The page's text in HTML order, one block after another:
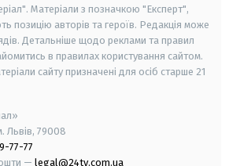
Матеріали з позначкою "Експерт",
позицію авторів та героїв. Редакція може
Детальніше щодо реклами та правил
в правилах користування сайтом.
сайту призначені для осіб старше 21
Львів, 79008
77-77
— legal@24tv.com.ua